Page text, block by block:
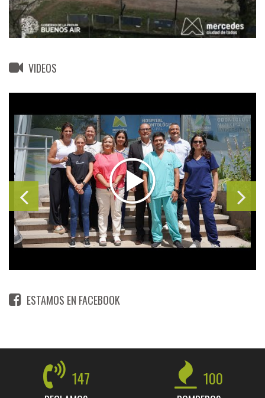
VIDEOS
ESTAMOS EN FACEBOOK
147 100